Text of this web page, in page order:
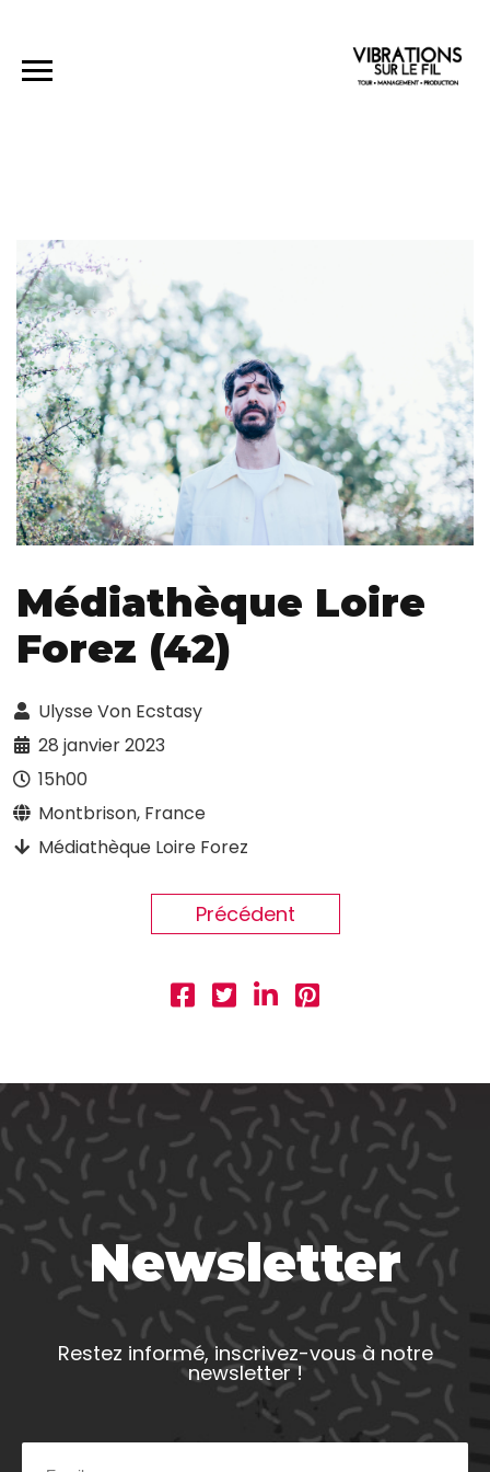
Médiathèque Loire
Forez (42)
Ulysse Von Ecstasy
28 janvier 2023
15h00
Montbrison, France
Médiathèque Loire Forez
Précédent
Newsletter
Restez informé, inscrivez-vous à notre
newsletter !